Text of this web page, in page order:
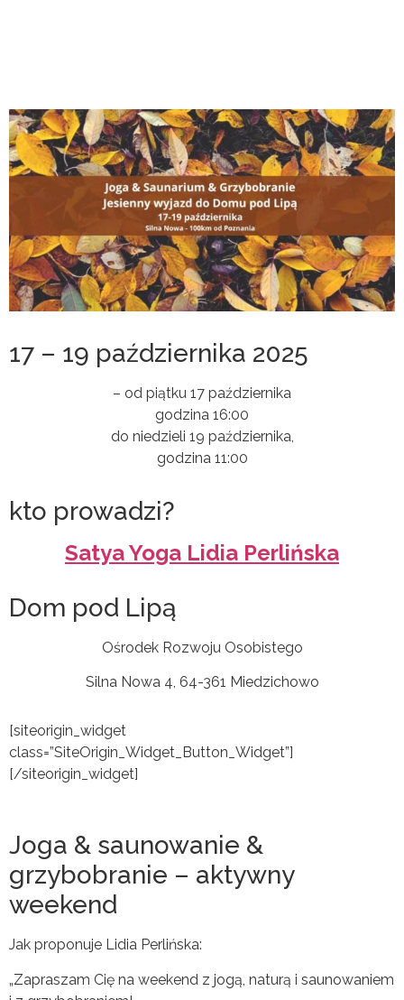
17 – 19 października 2025
– od piątku 17 października
godzina 16:00
do niedzieli 19 października,
godzina 11:00
kto prowadzi?
Satya Yoga Lidia Perlińska
Dom pod Lipą
Ośrodek Rozwoju Osobistego
Silna Nowa 4, 64-361 Miedzichowo
[siteorigin_widget
class=”SiteOrigin_Widget_Button_Widget”]
[/siteorigin_widget]
Joga & saunowanie &
grzybobranie – aktywny
weekend
Jak proponuje Lidia Perlińska:
„Zapraszam Cię na weekend z jogą, naturą i saunowaniem